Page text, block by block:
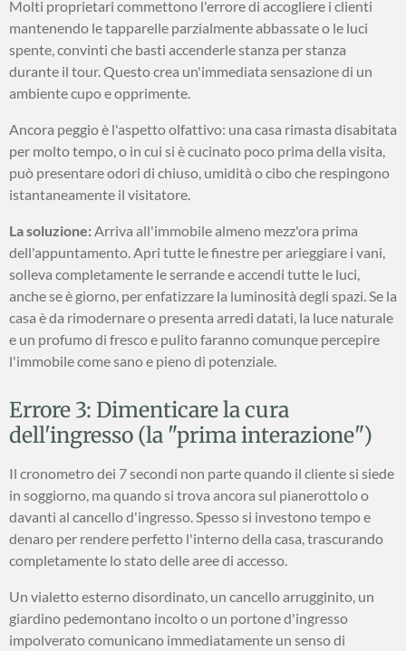
Molti proprietari commettono l'errore di accogliere i clienti
mantenendo le tapparelle parzialmente abbassate o le luci
spente, convinti che basti accenderle stanza per stanza
durante il tour. Questo crea un'immediata sensazione di un
ambiente cupo e opprimente.
Ancora peggio è l'aspetto olfattivo: una casa rimasta disabitata
per molto tempo, o in cui si è cucinato poco prima della visita,
può presentare odori di chiuso, umidità o cibo che respingono
istantaneamente il visitatore.
La soluzione: Arriva all'immobile almeno mezz'ora prima
dell'appuntamento. Apri tutte le finestre per arieggiare i vani,
solleva completamente le serrande e accendi tutte le luci,
anche se è giorno, per enfatizzare la luminosità degli spazi. Se la
casa è da rimodernare o presenta arredi datati, la luce naturale
e un profumo di fresco e pulito faranno comunque percepire
l'immobile come sano e pieno di potenziale.
Errore 3: Dimenticare la cura
dell'ingresso (la "prima interazione")
Il cronometro dei 7 secondi non parte quando il cliente si siede
in soggiorno, ma quando si trova ancora sul pianerottolo o
davanti al cancello d'ingresso. Spesso si investono tempo e
denaro per rendere perfetto l'interno della casa, trascurando
completamente lo stato delle aree di accesso.
Un vialetto esterno disordinato, un cancello arrugginito, un
giardino pedemontano incolto o un portone d'ingresso
impolverato comunicano immediatamente un senso di